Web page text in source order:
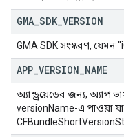
GMA SDK VERSION
GMA SDK সংস্করণ, যেমন
APP VERSION NAME
অ্যান্ড্রয়েডের জন্য, অ্যাপ
versionName-এ পাওয়া